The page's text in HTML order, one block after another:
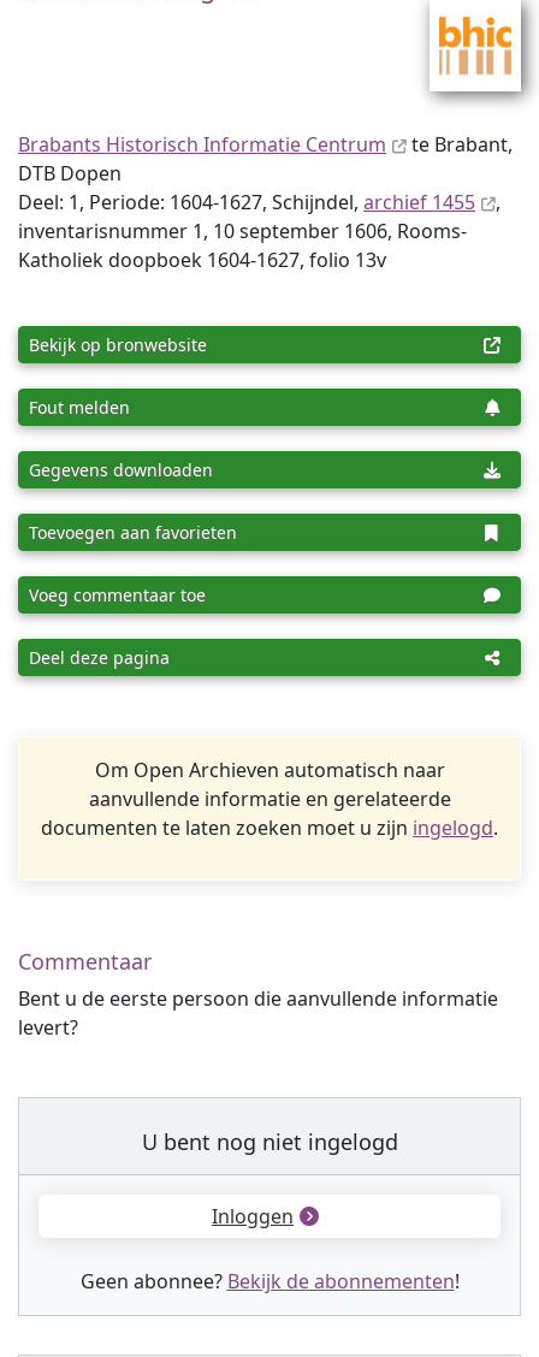
Brabants Historisch Informatie Centrum
te Brabant,
DTB Dopen
Deel: 1, Periode: 1604-1627, Schijndel, archief 1455
,
inventaris­num­mer 1, 10 september 1606, Rooms-
Katholiek doopboek 1604-1627, folio 13v
Bekijk op bronwebsite
Fout melden
Gegevens downloaden
Toevoegen aan favorieten
Voeg commentaar toe
Deel deze pagina
Om Open Archieven automatisch naar
aanvullende informatie en gerelateerde
documenten te laten zoeken moet u zijn ingelogd.
Commentaar
Bent u de eerste persoon die aanvullende informatie
levert?
U bent nog niet ingelogd
Inloggen
Geen abonnee? Bekijk de abonnementen!